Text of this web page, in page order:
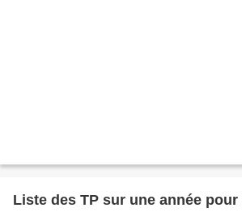
Liste des TP sur une année